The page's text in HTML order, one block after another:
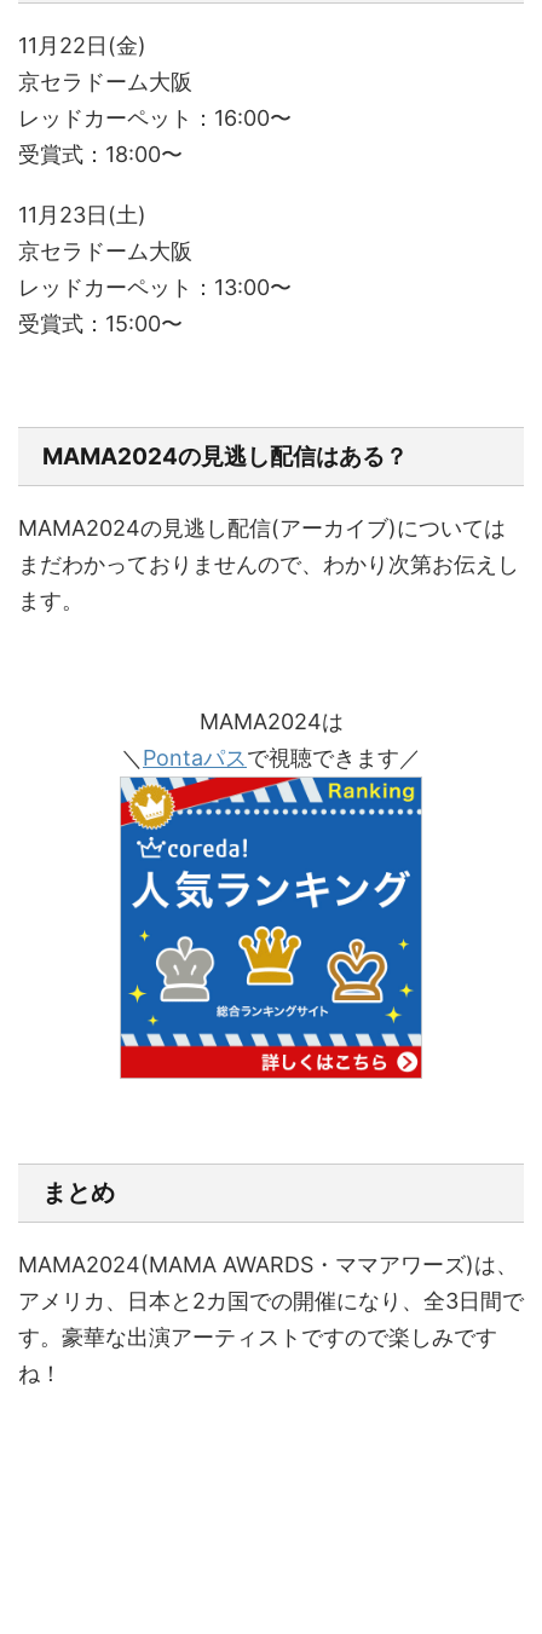
11月22日(金)
京セラドーム大阪
レッドカーペット：16:00〜
受賞式：18:00〜
11月23日(土)
京セラドーム大阪
レッドカーペット：13:00〜
受賞式：15:00〜
MAMA2024の見逃し配信はある？
MAMA2024の見逃し配信(アーカイブ)については
まだわかっておりませんので、わかり次第お伝えし
ます。
MAMA2024は
＼ Pontaパスで視聴できます／
まとめ
MAMA2024(MAMA AWARDS・ママアワーズ)は、
アメリカ、日本と2カ国での開催になり、全3日間で
す。豪華な出演アーティストですので楽しみです
ね！